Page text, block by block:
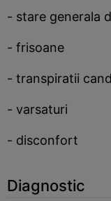
- stare generala
- frisoane
- transpiratii
- varsaturi
- disconfort
Diagnostic